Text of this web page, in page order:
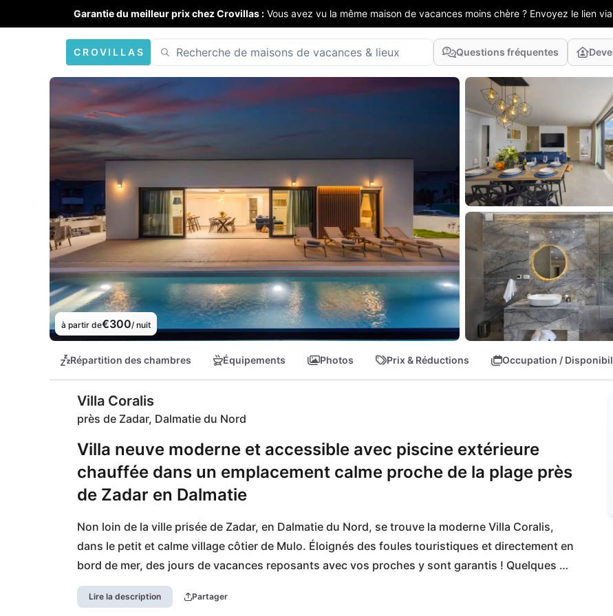
Garantie du meilleur prix chez Crovillas : Vous avez vu la même maison de vacances moins chère ? Envoyez le lien
CROVILLAS Questions fréquentes
à partir de€300/ nuit
Répartition des chambres Équipements Photos Prix & Réductions Occupation /
Villa Coralis
près de Zadar, Dalmatie du Nord
Villa neuve moderne et accessible avec piscine extérieure
chauffée dans un emplacement calme proche de la plage près
de Zadar en Dalmatie
Non loin de la ville prisée de Zadar, en Dalmatie du Nord, se trouve la moderne Villa Coralis,
dans le petit et calme village côtier de Mulo. Éloignés des foules touristiques et directement en
bord de mer, des jours de vacances reposants avec vos proches y sont garantis ! Quelques
mètres seulement vous séparent de la première possibilité de baignade à Vrsi-Mulo. La plage
de galets s'étend le long de la côte du village, où vous pourrez également vous arrêter dans de
Lire la description Partager